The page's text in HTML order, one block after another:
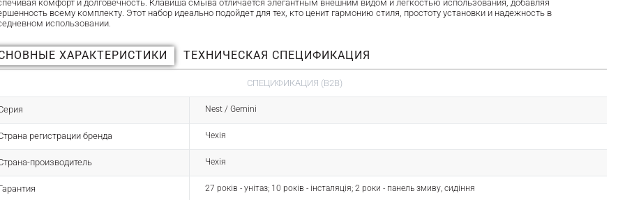
комфорт и долговечность. Клавиша смыва отличается элегантным внешним видом и легкостью использования, добавляя
всему комплекту. Этот набор идеально подойдет для тех, кто ценит гармонию стиля, простоту установки и надежность в
использовании.
ХАРАКТЕРИСТИКИ ТЕХНИЧЕСКАЯ СПЕЦИФИКАЦИЯ
СПЕЦИФИКАЦИЯ (B2B)
Nest / Gemini
регистрации бренда Чехія
производитель Чехія
27 років - унітаз; 10 років - інсталяція; 2 роки - панель змиву, сидіння